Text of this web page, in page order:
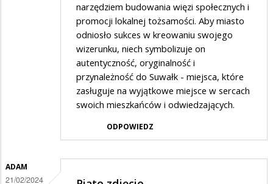
narzędziem budowania więzi społecznych i
promocji lokalnej tożsamości. Aby miasto
odniosło sukces w kreowaniu swojego
wizerunku, niech symbolizuje on
autentyczność, oryginalność i
przynależność do Suwałk - miejsca, które
zasługuje na wyjątkowe miejsce w sercach
swoich mieszkańców i odwiedzających.
ODPOWIEDZ
ADAM
21/02/2024